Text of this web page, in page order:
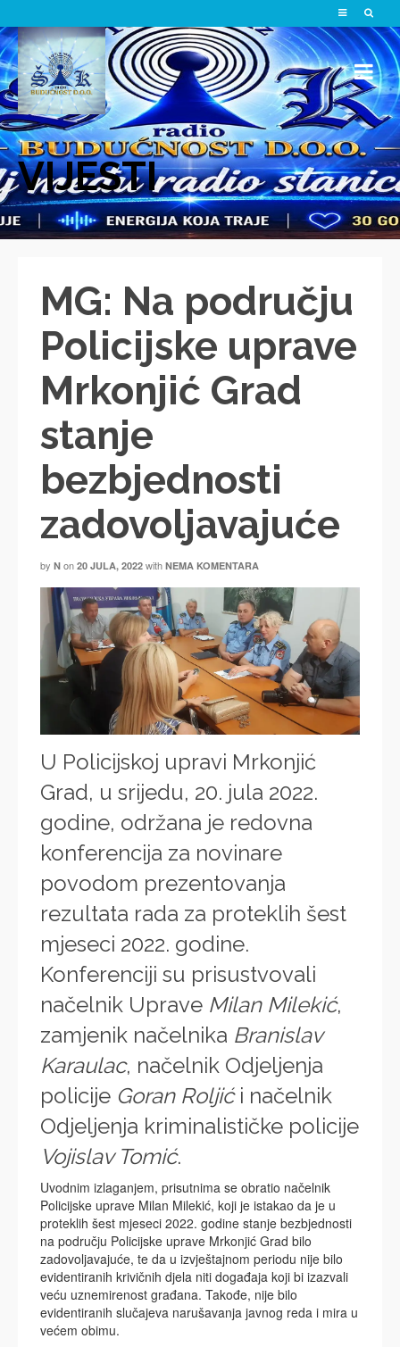
VIJESTI
MG: Na području
Policijske uprave
Mrkonjić Grad
stanje
bezbjednosti
zadovoljavajuće
by N on 20 JULA, 2022 with NEMA KOMENTARA
U Policijskoj upravi Mrkonjić
Grad, u srijedu, 20. jula 2022.
godine, održana je redovna
konferencija za novinare
povodom prezentovanja
rezultata rada za proteklih šest
mjeseci 2022. godine.
Konferenciji su prisustvovali
načelnik Uprave Milan Milekić,
zamjenik načelnika Branislav
Karaulac, načelnik Odjeljenja
policije Goran Roljići načelnik
Odjeljenja kriminalističke policije
Vojislav Tomić.
Uvodnim izlaganjem, prisutnima se obratio načelnik
Policijske uprave Milan Milekić, koji je istakao da je u
proteklih šest mjeseci 2022. godine stanje bezbjednosti
na području Policijske uprave Mrkonjić Grad bilo
zadovoljavajuće, te da u izvještajnom periodu nije bilo
evidentiranih krivičnih djela niti događaja koji bi izazvali
veću uznemirenost građana. Takođe, nije bilo
evidentiranih slučajeva narušavanja javnog reda i mira u
većem obimu.